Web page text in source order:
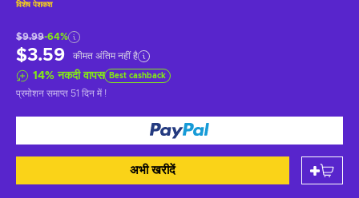
विशेष पेशकश
$9.99-64%
$3.59 कीमत अंतिम नहीं है
14%नकदी वापस Best cashback
प्रमोशन समाप्त 51 दिन में!
अभी खरीदें